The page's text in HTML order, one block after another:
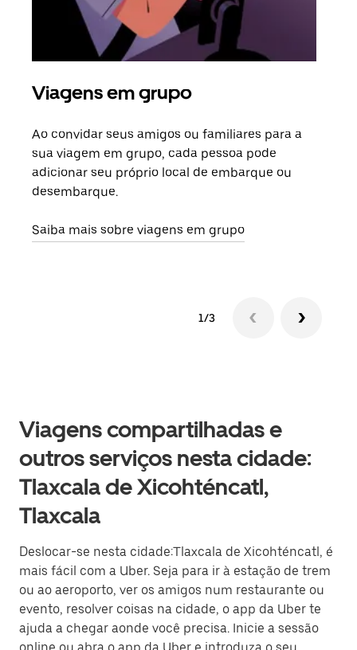
Viagens em grupo
Ao convidar seus amigos ou familiares para a
sua viagem em grupo, cada pessoa pode
adicionar seu próprio local de embarque ou
desembarque.
Saiba mais sobre viagens em grupo
1/3
Viagens compartilhadas e
outros serviços nesta cidade:
Tlaxcala de Xicohténcatl,
Tlaxcala
Deslocar-se nesta cidade:Tlaxcala de Xicohténcatl, é
mais fácil com a Uber. Seja para ir à estação de trem
ou ao aeroporto, ver os amigos num restaurante ou
evento, resolver coisas na cidade, o app da Uber te
ajuda a chegar aonde você precisa. Inicie a sessão